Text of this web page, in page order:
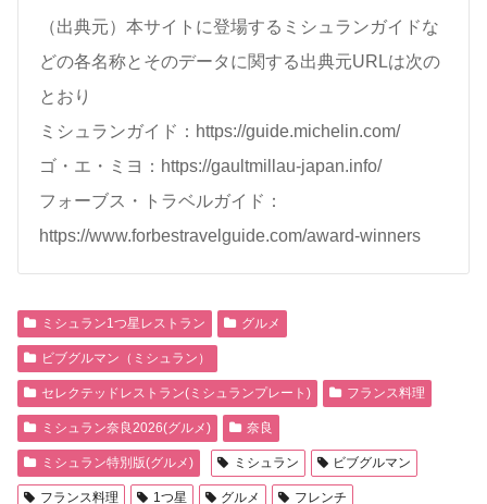
（出典元）本サイトに登場するミシュランガイドな
どの各名称とそのデータに関する出典元URLは次の
とおり
ミシュランガイド：https://guide.michelin.com/
ゴ・エ・ミヨ：https://gaultmillau-japan.info/
フォーブス・トラベルガイド：
https://www.forbestravelguide.com/award-winners
ミシュラン1つ星レストラン グルメ
ビブグルマン（ミシュラン）
セレクテッドレストラン(ミシュランプレート) フランス料理
ミシュラン奈良2026(グルメ) 奈良
ミシュラン特別版(グルメ) ミシュラン ビブグルマン
フランス料理 1つ星 グルメ フレンチ